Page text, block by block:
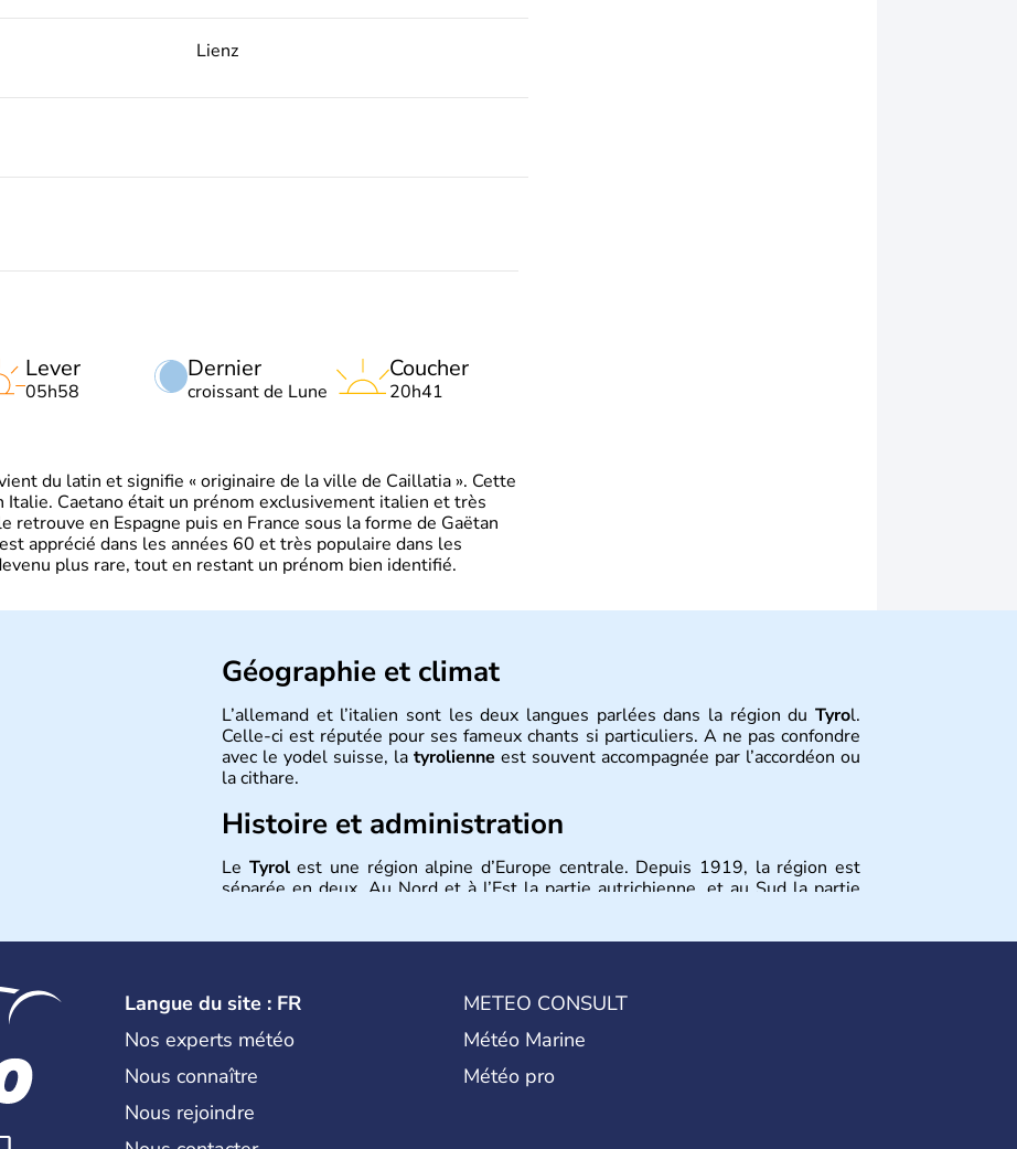
Lienz
Dernier
croissant de Lune
Lever
05h58
Coucher
20h41
du latin et signifie « originaire de la ville de Caillatia ». Cette
Italie. Caetano était un prénom exclusivement italien et très
retrouve en Espagne puis en France sous la forme de Gaëtan
apprécié dans les années 60 et très populaire dans les
plus rare, tout en restant un prénom bien identifié.
Géographie et climat
L’allemand et l’italien sont les deux langues parlées dans la région du Tyrol.
Celle-ci est réputée pour ses fameux chants si particuliers. A ne pas confondre
avec le yodel suisse, la tyrolienne est souvent accompagnée par l’accordéon ou
la cithare.
Histoire et administration
Le Tyrolest une région alpine d’Europe centrale. Depuis 1919, la région est
séparée en deux. Au Nord et à l’Est la partie autrichienne, et au Sud la partie
Langue du site : FR
Nos experts météo
Nous connaître
Nous rejoindre
METEO CONSULT
Météo Marine
Météo pro